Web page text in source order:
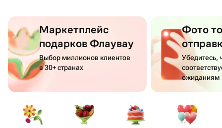
Маркетплейс
подарков Флаувау
Выбор миллионов клиентов
в 30+ странах
Фото
Убедитесь,
ожиданиям